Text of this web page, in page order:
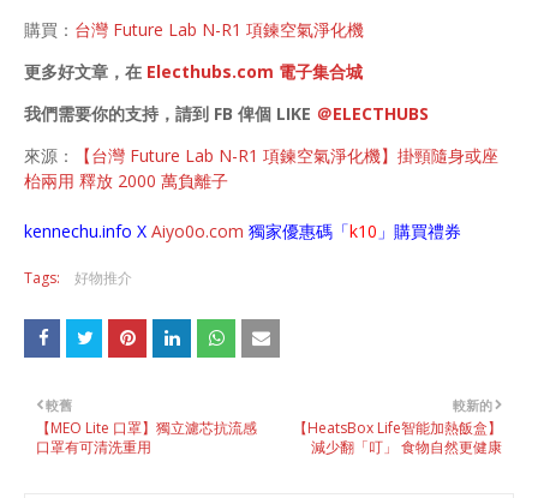
購買： 台灣 Future Lab N-R1 項鍊空氣淨化機
更多好文章，在 Electhubs.com 電子集合城
我們需要你的支持，請到 FB 俾個 LIKE ＠ELECTHUBS
來源：
【台灣 Future Lab N-R1 項鍊空氣淨化機】掛頸隨身或座
枱兩用 釋放 2000 萬負離子
kennechu.info X Aiyo0o.com 獨家優惠碼「k10 」購買禮券
Tags: 好物推介
較新的
【HeatsBox Life智能加熱飯盒】
減少翻「叮」 食物自然更健康
較舊
【MEO Lite 口罩】獨立濾芯抗流感
口罩有可清洗重用